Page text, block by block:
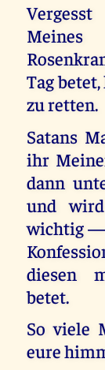
Tag
zu retten.
Satans
ihr
dann
und
wichtig —
diesen
betet.
So viele
eure